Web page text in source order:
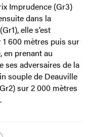
Imprudence (Gr3)
dans la
elle s’est
600 mètres puis sur
en prenant au
ses adversaires de la
souple de Deauville
sur 2 000 mètres